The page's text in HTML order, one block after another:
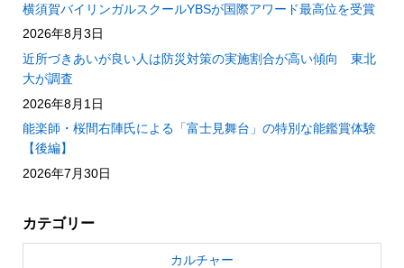
横須賀バイリンガルスクールYBSが国際アワード最高位を受賞
2026年8月3日
近所づきあいが良い人は防災対策の実施割合が高い傾向 東北
大が調査
2026年8月1日
能楽師・桜間右陣氏による「富士見舞台」の特別な能鑑賞体験
【後編】
2026年7月30日
カテゴリー
カルチャー